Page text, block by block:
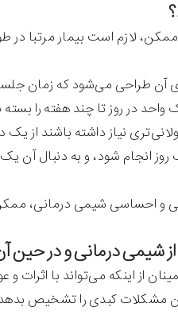
ممکن، لازم است بیمار
آن طراحی می‌شود که زمان
واحد در روز تا چند هفته را
نیاز داشته باشند از
انجام شود، و به دنبال آن
و احساسی شیمی درمانی،
از اینکه می‌تواند با
مشکلات کبدی را تشخیص